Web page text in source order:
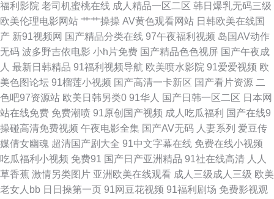
99热精品在这里 精品人妻一二三 99成人 韩日美欧色 欧美性vahd 日本天堂
一区 亚洲黄色小说网 97操人妻 成人性交影片 国产视频青青操 激情深爱 欧
美多人干群p 亚洲变态另类导航 白丝美女后入内射 国产久久区 天天干人操
97色色综合视频 激情色图日韩 日韩理伦Ⅴa 91色图 A级片导航 在线久草网
国产黑丝足交在线 日韩AV成人网 久久国产机热 av网站总导航 www毛毛片
天美九一 91午夜激情 国产原创自拍av 婷婷五月天AV 91色天堂 av资源在线
福利影院 老司机蜜桃在线 成人精品一区二区 韩日爆乳无码三级
欧美伦理电影网站 艹艹操操 AV黄色观看网站 日韩欧美在线国
产 新91视频网 国产精品分类在线 97午夜福利视频 岛国AV动作
无码 波多野吉依电影 小h片免费 国产精品色色视屏 国产午夜成
人 最新日韩精品 91福利视频导航 欧美喷水影院 91爱爱视频 欧
美色图论坛 91榴莲小视频 国产高清一卡新区 国产看片资源 二
色吧97资源站 欧美日韩另类0 91华人 国产日韩一区二区 日本网
站在线免费 免费潮喷 91原创国产视频 成人吃瓜福利 国产在线9
操碰高清免费视频 午夜电影全集 国产AV无码 人妻系列 爱豆传
媒倩女幽魂 超清国产剧大全 91中文字幕在线 免费在线小视频
吃瓜福利小视频 免费91 国产日产亚洲精品 91社在线高清 人人
草香蕉 激情另类图片 亚洲欧美在线观看 成人三级成人三级 欧美
老女人bb 日日操第一页 91网豆花视频 91福利剧场 免费影视观